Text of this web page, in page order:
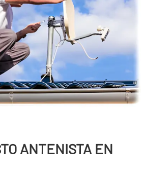
ANTENISTA EN